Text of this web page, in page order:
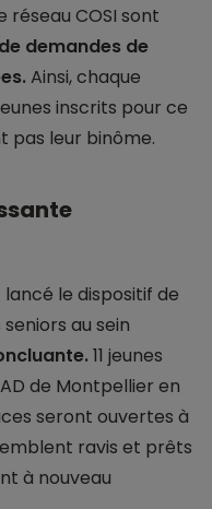
COSI sont
demandes de
Ainsi, chaque
inscrits pour ce
pas leur binôme.
le dispositif de
au sein
11 jeunes
de Montpellier en
seront ouvertes à
ravis et prêts
à nouveau